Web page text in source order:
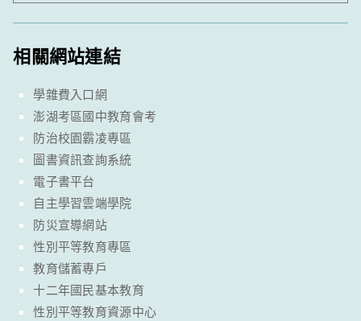
相關網站連結
學雜費入口網
澎湖考區國中教育會考
防治校園霸凌專區
圖書資訊查詢系統
電子書平台
自主學習雲端學院
防災宣導網站
性別平等教育專區
教育儲蓄專戶
十二年國民基本教育
性別平等教育資源中心